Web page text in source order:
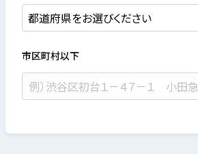
市区町村以下